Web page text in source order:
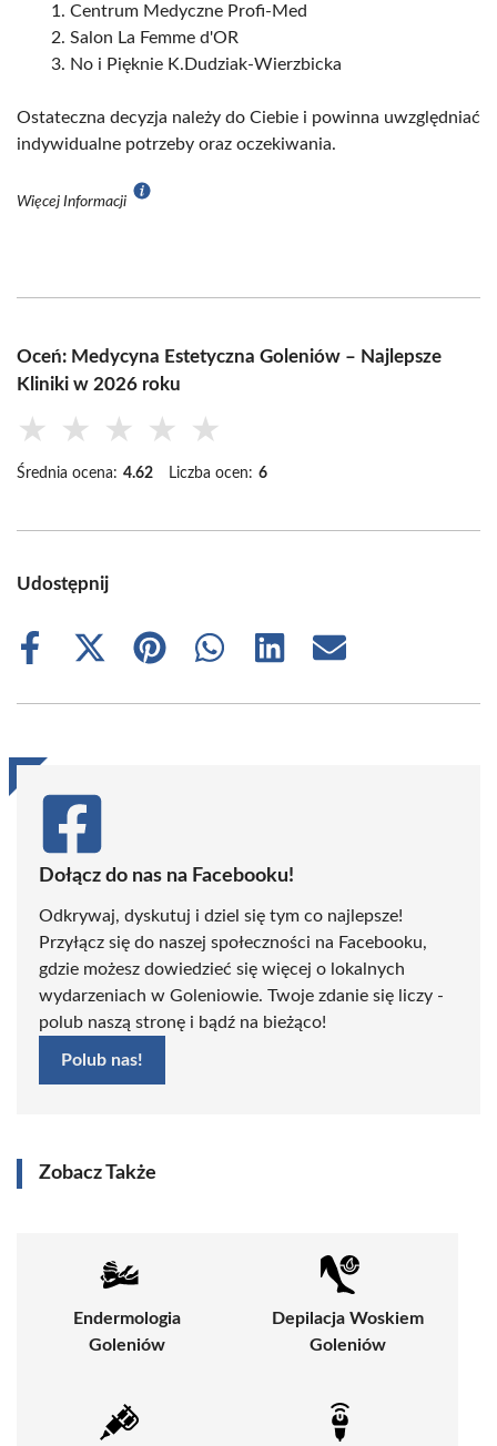
Centrum Medyczne Profi-Med
Salon La Femme d'OR
No i Pięknie K.Dudziak-Wierzbicka
Ostateczna decyzja należy do Ciebie i powinna uwzględniać
indywidualne potrzeby oraz oczekiwania.
Więcej Informacji
Oceń: Medycyna Estetyczna Goleniów – Najlepsze
Kliniki w 2026 roku
★ ★ ★ ★ ★
Średnia ocena: 4.62 Liczba ocen: 6
Udostępnij
Share
Share
(Twitter)
Share
Share
Share
Share
Dołącz do nas na Facebooku!
Odkrywaj, dyskutuj i dziel się tym co najlepsze!
Przyłącz się do naszej społeczności na Facebooku,
gdzie możesz dowiedzieć się więcej o lokalnych
wydarzeniach w Goleniowie. Twoje zdanie się liczy -
polub naszą stronę i bądź na bieżąco!
Polub nas!
Zobacz Także
Endermologia
Goleniów
Depilacja Woskiem
Goleniów